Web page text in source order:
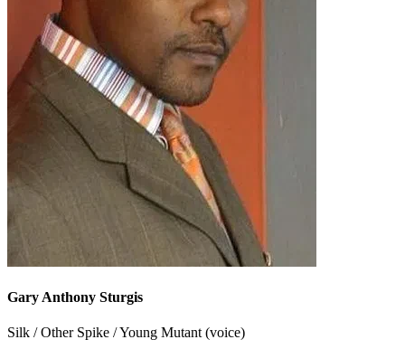
Gary Anthony Sturgis
Silk / Other Spike / Young Mutant (voice)